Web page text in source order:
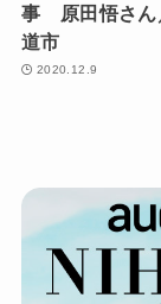
事 原田悟さん
道市
2020.12.9